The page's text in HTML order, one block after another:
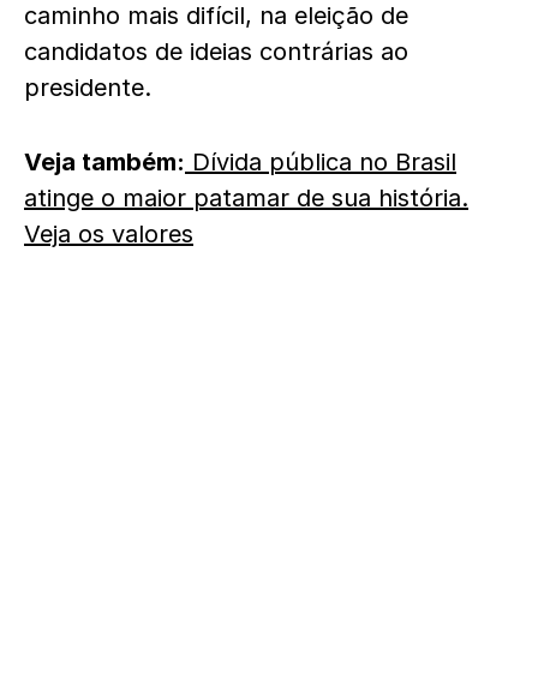
caminho mais difícil, na eleição de
candidatos de ideias contrárias ao
presidente.
Veja também: Dívida pública no Brasil
atinge o maior patamar de sua história.
Veja os valores